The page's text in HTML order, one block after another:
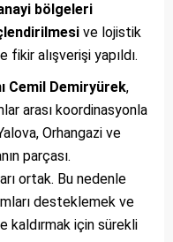
bölgeleri
ve lojistik
fikir alışverişi yapıldı.
Cemil Demiryürek,
arası koordinasyonla
Orhangazi ve
parçası.
ortak. Bu nedenle
desteklemek ve
kaldırmak için sürekli